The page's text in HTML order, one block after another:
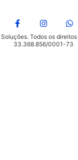
Todos os direitos
33.368.856/0001-73